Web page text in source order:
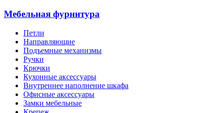
Мебельная фурнитура
Петли
Направляющие
Подъемные механизмы
Ручки
Крючки
Кухонные аксессуары
Внутреннее наполнение шкафа
Офисные аксессуары
Замки мебельные